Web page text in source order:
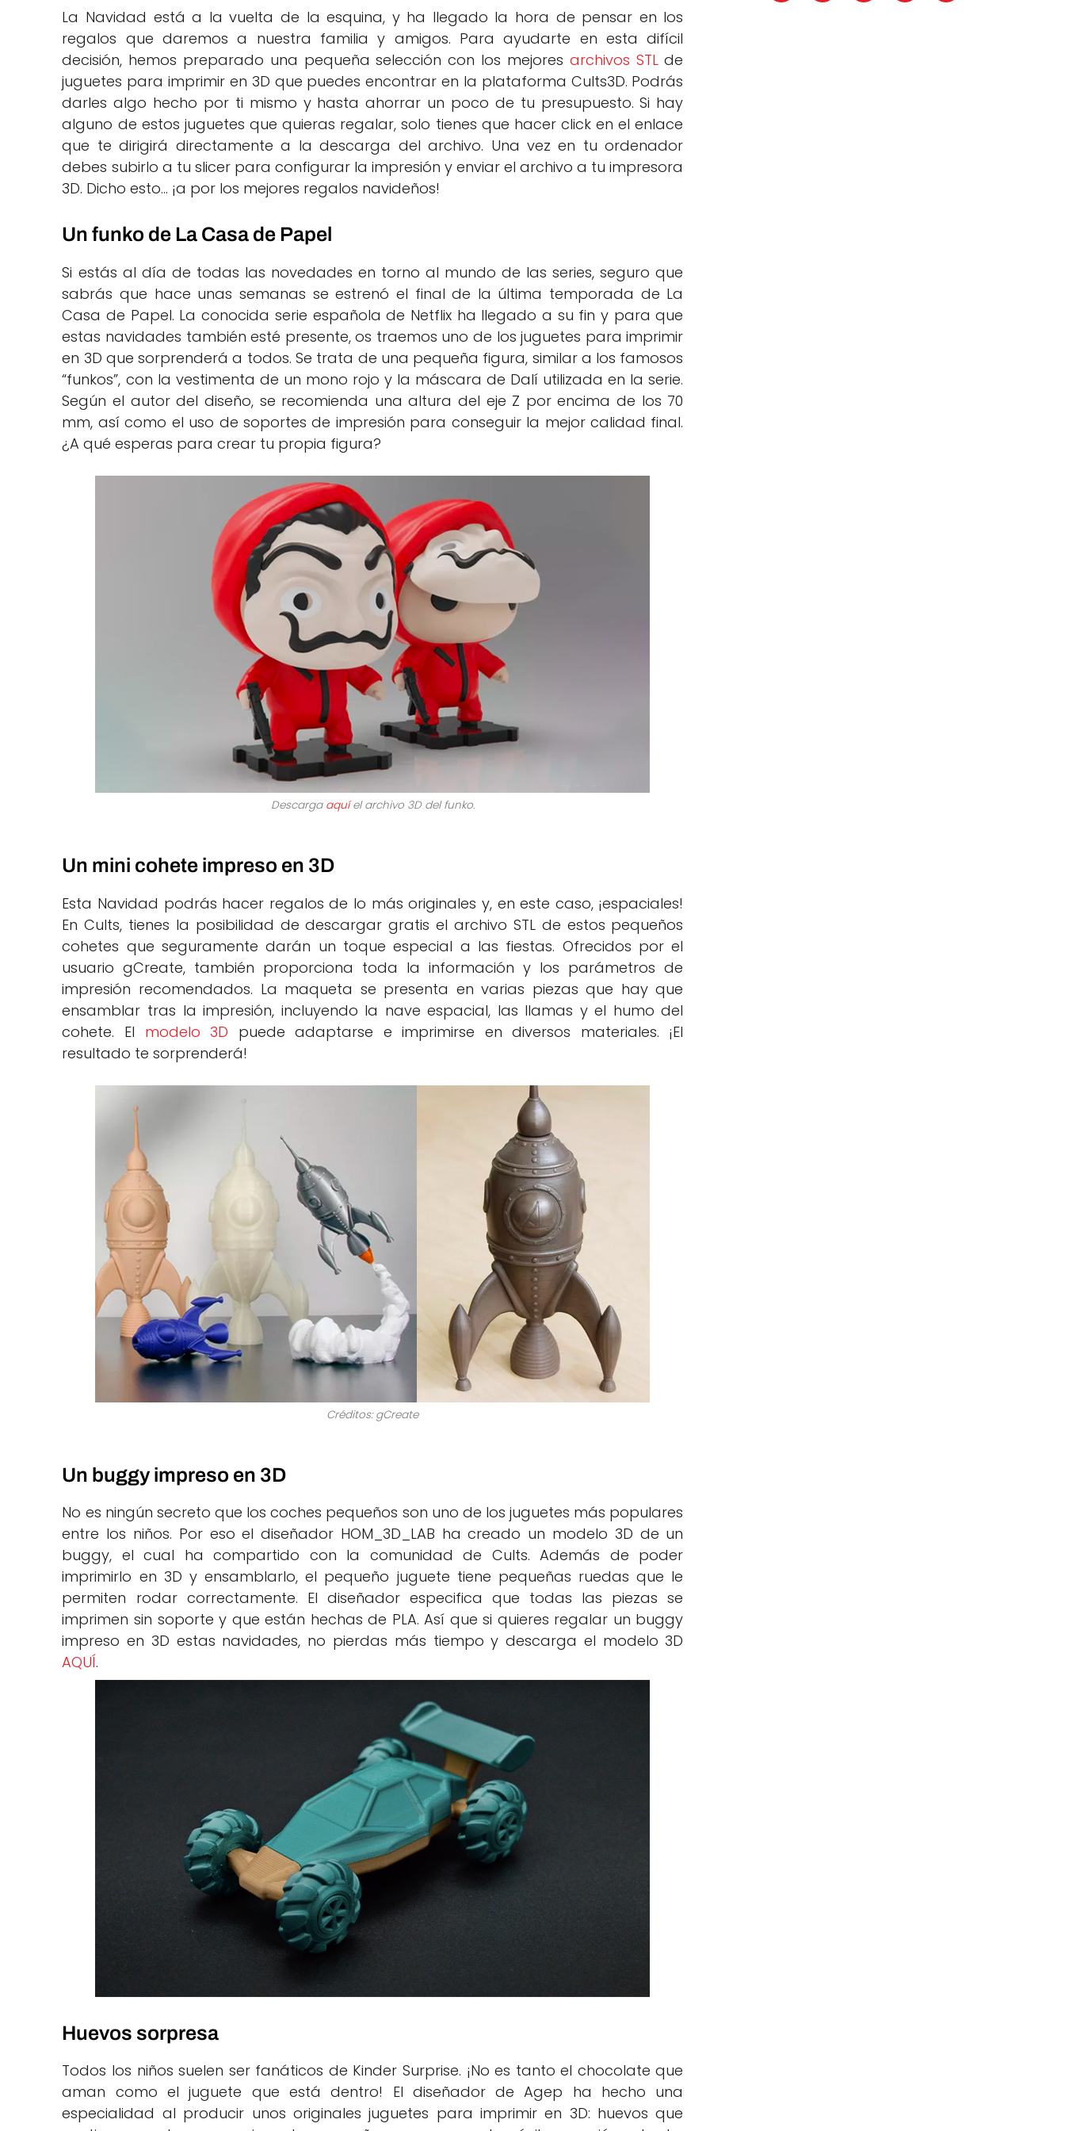
La Navidad está a la vuelta de la esquina, y ha llegado la hora de pensar en los
regalos que daremos a nuestra familia y amigos. Para ayudarte en esta difícil
decisión, hemos preparado una pequeña selección con los mejores archivos STLde
juguetes para imprimir en 3D que puedes encontrar en la plataforma Cults3D. Podrás
darles algo hecho por ti mismo y hasta ahorrar un poco de tu presupuesto. Si hay
alguno de estos juguetes que quieras regalar, solo tienes que hacer click en el enlace
que te dirigirá directamente a la descarga del archivo. Una vez en tu ordenador
debes subirlo a tu slicer para configurar la impresión y enviar el archivo a tu impresora
3D. Dicho esto… ¡a por los mejores regalos navideños!
Un funko de La Casa de Papel
Si estás al día de todas las novedades en torno al mundo de las series, seguro que
sabrás que hace unas semanas se estrenó el final de la última temporada de La
Casa de Papel. La conocida serie española de Netflix ha llegado a su fin y para que
estas navidades también esté presente, os traemos uno de los juguetes para imprimir
en 3D que sorprenderá a todos. Se trata de una pequeña figura, similar a los famosos
“funkos”, con la vestimenta de un mono rojo y la máscara de Dalí utilizada en la serie.
Según el autor del diseño, se recomienda una altura del eje Z por encima de los 70
mm, así como el uso de soportes de impresión para conseguir la mejor calidad final.
¿A qué esperas para crear tu propia figura?
Descarga aquíel archivo 3D del funko.
Un mini cohete impreso en 3D
Esta Navidad podrás hacer regalos de lo más originales y, en este caso, ¡espaciales!
En Cults, tienes la posibilidad de descargar gratis el archivo STL de estos pequeños
cohetes que seguramente darán un toque especial a las fiestas. Ofrecidos por el
usuario gCreate, también proporciona toda la información y los parámetros de
impresión recomendados. La maqueta se presenta en varias piezas que hay que
ensamblar tras la impresión, incluyendo la nave espacial, las llamas y el humo del
cohete. El modelo 3D puede adaptarse e imprimirse en diversos materiales. ¡El
resultado te sorprenderá!
Créditos: gCreate
Un buggy impreso en 3D
No es ningún secreto que los coches pequeños son uno de los juguetes más populares
entre los niños. Por eso el diseñador HOM_3D_LAB ha creado un modelo 3D de un
buggy, el cual ha compartido con la comunidad de Cults. Además de poder
imprimirlo en 3D y ensamblarlo, el pequeño juguete tiene pequeñas ruedas que le
permiten rodar correctamente. El diseñador especifica que todas las piezas se
imprimen sin soporte y que están hechas de PLA. Así que si quieres regalar un buggy
impreso en 3D estas navidades, no pierdas más tiempo y descarga el modelo 3D
AQUÍ.
Huevos sorpresa
Todos los niños suelen ser fanáticos de Kinder Surprise. ¡No es tanto el chocolate que
aman como el juguete que está dentro! El diseñador de Agep ha hecho una
especialidad al producir unos originales juguetes para imprimir en 3D: huevos que